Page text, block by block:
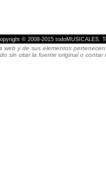
© 2008-2015 todoMUSICALES.
y de sus elementos
sin citar la fuente original o